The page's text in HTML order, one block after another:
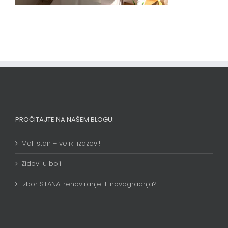
PROČITAJTE NA NAŠEM BLOGU:
Mali stan – veliki izazovi!
Zidovi u boji
Izbor STANA: renoviranje ili novogradnja?